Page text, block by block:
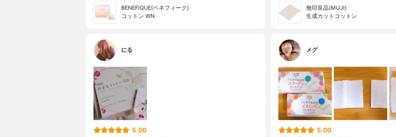
BENEFIQUE(ベネフィーク)
コットン WN
無印良品(MUJI)
生成カットコットン
にる
5.00
メグ
5.00